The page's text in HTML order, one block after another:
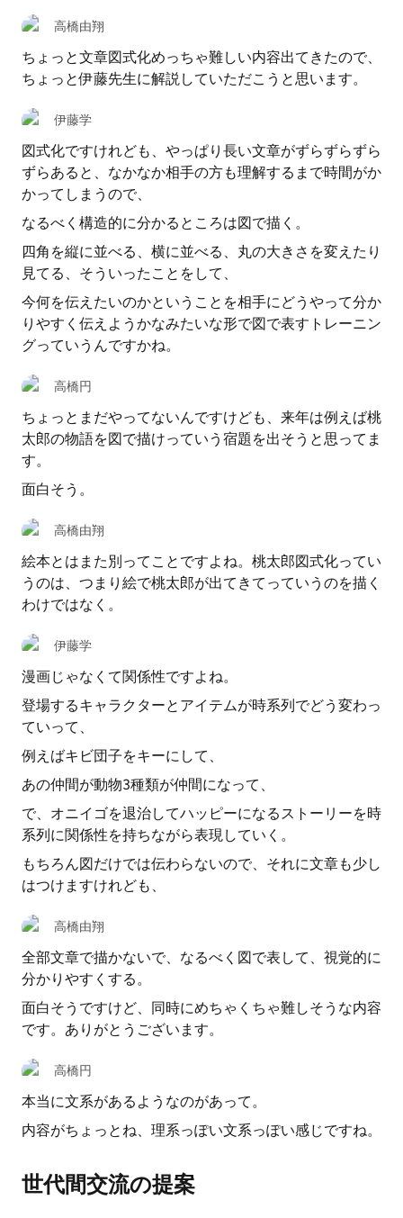
高橋由翔
ちょっと文章図式化めっちゃ難しい内容出てきたので、
ちょっと伊藤先生に解説していただこうと思います。
伊藤学
図式化ですけれども、やっぱり長い文章がずらずらずら
ずらあると、なかなか相手の方も理解するまで時間がか
かってしまうので、
なるべく構造的に分かるところは図で描く。
四角を縦に並べる、横に並べる、丸の大きさを変えたり
見てる、そういったことをして、
今何を伝えたいのかということを相手にどうやって分か
りやすく伝えようかなみたいな形で図で表すトレーニン
グっていうんですかね。
高橋円
ちょっとまだやってないんですけども、来年は例えば桃
太郎の物語を図で描けっていう宿題を出そうと思ってま
す。
面白そう。
高橋由翔
絵本とはまた別ってことですよね。桃太郎図式化ってい
うのは、つまり絵で桃太郎が出てきてっていうのを描く
わけではなく。
伊藤学
漫画じゃなくて関係性ですよね。
登場するキャラクターとアイテムが時系列でどう変わっ
ていって、
例えばキビ団子をキーにして、
あの仲間が動物3種類が仲間になって、
で、オニイゴを退治してハッピーになるストーリーを時
系列に関係性を持ちながら表現していく。
もちろん図だけでは伝わらないので、それに文章も少し
はつけますけれども、
高橋由翔
全部文章で描かないで、なるべく図で表して、視覚的に
分かりやすくする。
面白そうですけど、同時にめちゃくちゃ難しそうな内容
です。ありがとうございます。
高橋円
本当に文系があるようなのがあって。
内容がちょっとね、理系っぽい文系っぽい感じですね。
世代間交流の提案